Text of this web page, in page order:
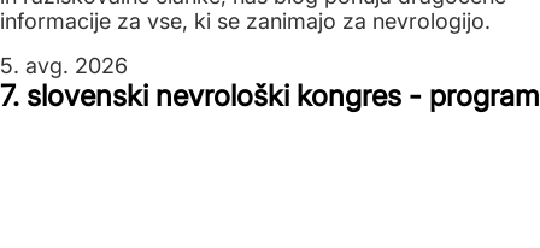
informacije za vse, ki se zanimajo za nevrologijo.
5. avg. 2026
7. slovenski nevrološki kongres - program